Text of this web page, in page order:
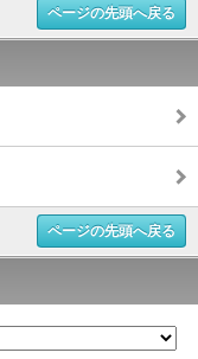
ページの先頭へ戻る
ページの先頭へ戻る